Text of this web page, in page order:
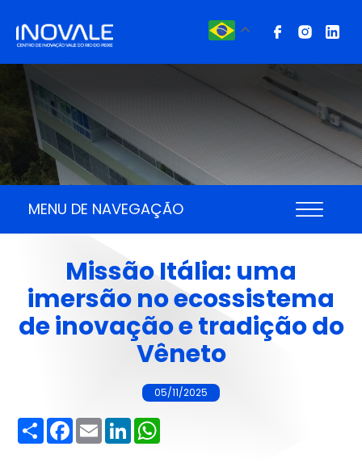
MENU DE NAVEGAÇÃO
Missão Itália: uma
imersão no ecossistema
de inovação e tradição do
Vêneto
05/11/2025
ShareFacebook
EmailLinkedIn